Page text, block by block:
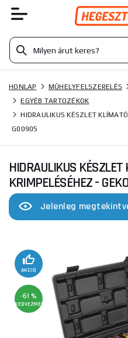
HONLAP MŰHELYFELSZERELÉS
EGYÉB TARTOZÉKOK
HIDRAULIKUS KÉSZLET
G00905
HIDRAULIKUS
KRIMPELÉSÉHEZ -
Jelenleg
AKCIÓ
-61 %
KEDVEZMÉNY